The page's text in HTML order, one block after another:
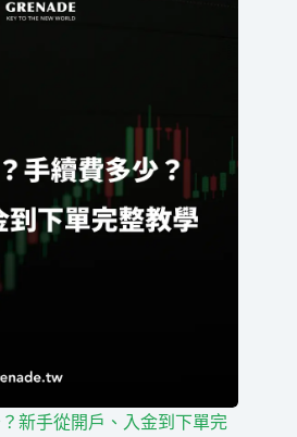
新手從開戶、入金到下單完